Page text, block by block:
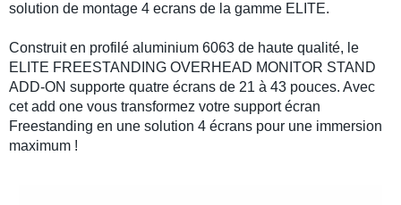
solution de montage 4 ecrans de la gamme ELITE.
Construit en profilé aluminium 6063 de haute qualité, le
ELITE FREESTANDING OVERHEAD MONITOR STAND
ADD-ON supporte quatre écrans de 21 à 43 pouces. Avec
cet add one vous transformez votre support écran
Freestanding en une solution 4 écrans pour une immersion
maximum !